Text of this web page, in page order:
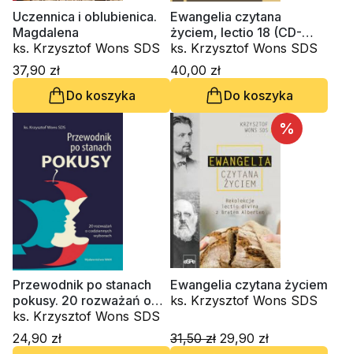
Uczennica i oblubienica.
Magdalena
ks. Krzysztof Wons SDS
37,90 zł
Do koszyka
Ewangelia czytana
życiem, lectio 18 (CD-
audiobook)
ks. Krzysztof Wons SDS
40,00 zł
Do koszyka
Przewodnik po stanach
pokusy. 20 rozważań o
codziennych wyborach
ks. Krzysztof Wons SDS
24,90 zł
%
Ewangelia czytana życiem
ks. Krzysztof Wons SDS
31,50 zł 29,90 zł